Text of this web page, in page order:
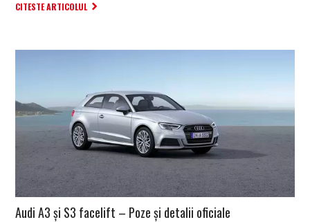
CITESTE ARTICOLUL
Audi A3 și S3 facelift – Poze și detalii oficiale